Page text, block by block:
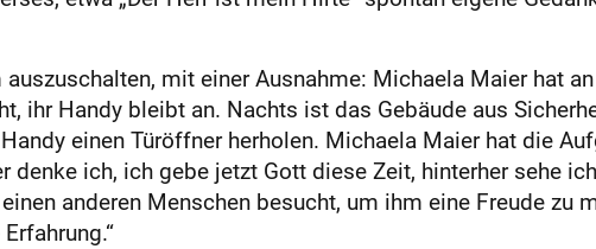
mit einer Ausnahme: Michaela Maier hat
ihr Handy bleibt an. Nachts ist das Gebäude aus
einen Türöffner herholen. Michaela Maier hat die
denke ich, ich gebe jetzt Gott diese Zeit, hinterher sehe
anderen Menschen besucht, um ihm eine Freude zu